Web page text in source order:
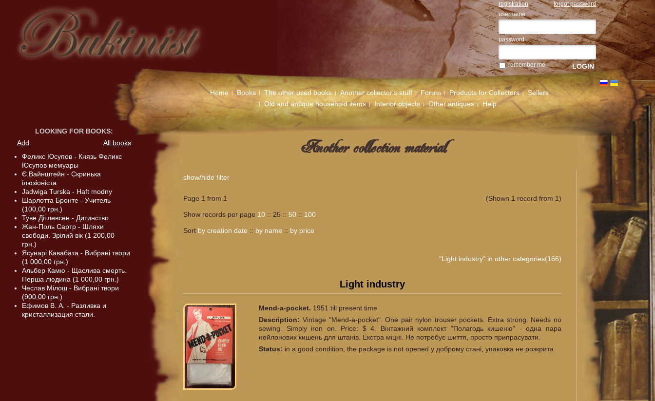
registration
forgot password
username
password
remember me
Home Books The other used books Another collector's stuff Forum Products for Collectors
Sellers
Old and antique household items
Interior objects Other antiques Help
Another collection material
show/hide filter
(Shown 1 record from 1)
Page 1 from 1
Show records per page 10 :: 25 :: 50 :: 100
Sort by creation date :: by name :: by price
"Light industry" in other categories(166)
Light industry
Mend-a-pocket. 1951 till present time
Description: Vintage "Mend-a-pocket". One pair nylon trouser pockets. Extra strong. Needs no
sewing. Simply iron on. Price: $ 4. Вінтажний комплект "Полагодь кишеню" - одна пара
нейлонових кишень для штанів. Екстра міцні. Не потребує шиття, просто припрасувати.
Status: in a good condition, the package is not opened у доброму стані, упаковка не розкрита
LOOKING FOR BOOKS:
Add
All books
Феликс Юсупов - Князь Феликс
Юсупов мемуары
Є.Вайнштейн - Скринька
ілюзіоніста
Jadwiga Turska - Haft modny
Шарлотта Бронте - Учитель
(100,00 грн.)
Туве Дітлевсен - Дитинство
Жан-Поль Сартр - Шляхи
свободи. Зрілий вік (1 200,00
грн.)
Ясунарі Кавабата - Вибрані твори
(1 000,00 грн.)
Альбер Камю - Щаслива смерть.
Перша людина (1 000,00 грн.)
Чеслав Мілош - Вибрані твори
(900,00 грн.)
Ефимов В. А. - Разливка и
кристаллизация стали.